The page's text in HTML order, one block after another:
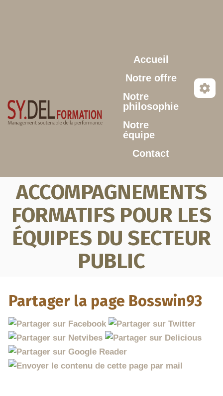
Accueil
Notre offre
Notre
philosophie
Notre
équipe
Contact
ACCOMPAGNEMENTS
FORMATIFS POUR LES
ÉQUIPES DU SECTEUR
PUBLIC
Partager la page Bosswin93